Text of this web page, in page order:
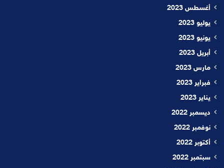
أغسطس 2023
يوليو 2023
يونيو 2023
أبريل 2023
مارس 2023
فبراير 2023
يناير 2023
ديسمبر 2022
نوفمبر 2022
أكتوبر 2022
سبتمبر 2022